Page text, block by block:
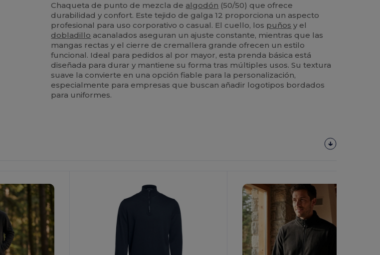
Chaqueta de punto de mezcla de algodón (50/50) que ofrece
durabilidad y confort. Este tejido de galga 12 proporciona un aspecto
profesional para uso corporativo o casual. El cuello, los puños y el
dobladillo acanalados aseguran un ajuste constante, mientras que las
mangas rectas y el cierre de cremallera grande ofrecen un estilo
funcional. Ideal para pedidos al por mayor, esta prenda básica está
diseñada para durar y mantiene su forma tras múltiples usos. Su textura
suave la convierte en una opción fiable para la personalización,
especialmente para empresas que buscan añadir logotipos bordados
para uniformes.